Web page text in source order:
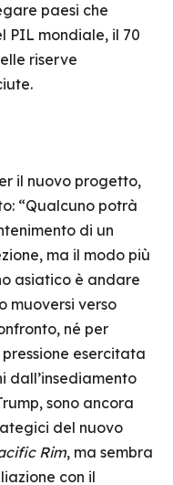
paesi che
PIL mondiale, il 70
riserve
il nuovo progetto,
“Qualcuno potrà
di un
ma il modo più
asiatico è andare
muoversi verso
né per
esercitata
dall’insediamento
sono ancora
del nuovo
Rim, ma sembra
con il